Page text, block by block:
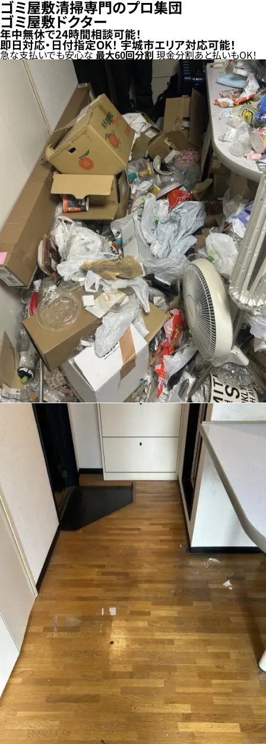
ゴミ屋敷清掃専門のプロ集団
ゴミ屋敷ドクター
年中無休で24時間相談可能！
即日対応・日付指定OK！ 宇城市エリア対応可能！
急な支払いでも安心な最大60回分割 現金分割あと払いもOK！